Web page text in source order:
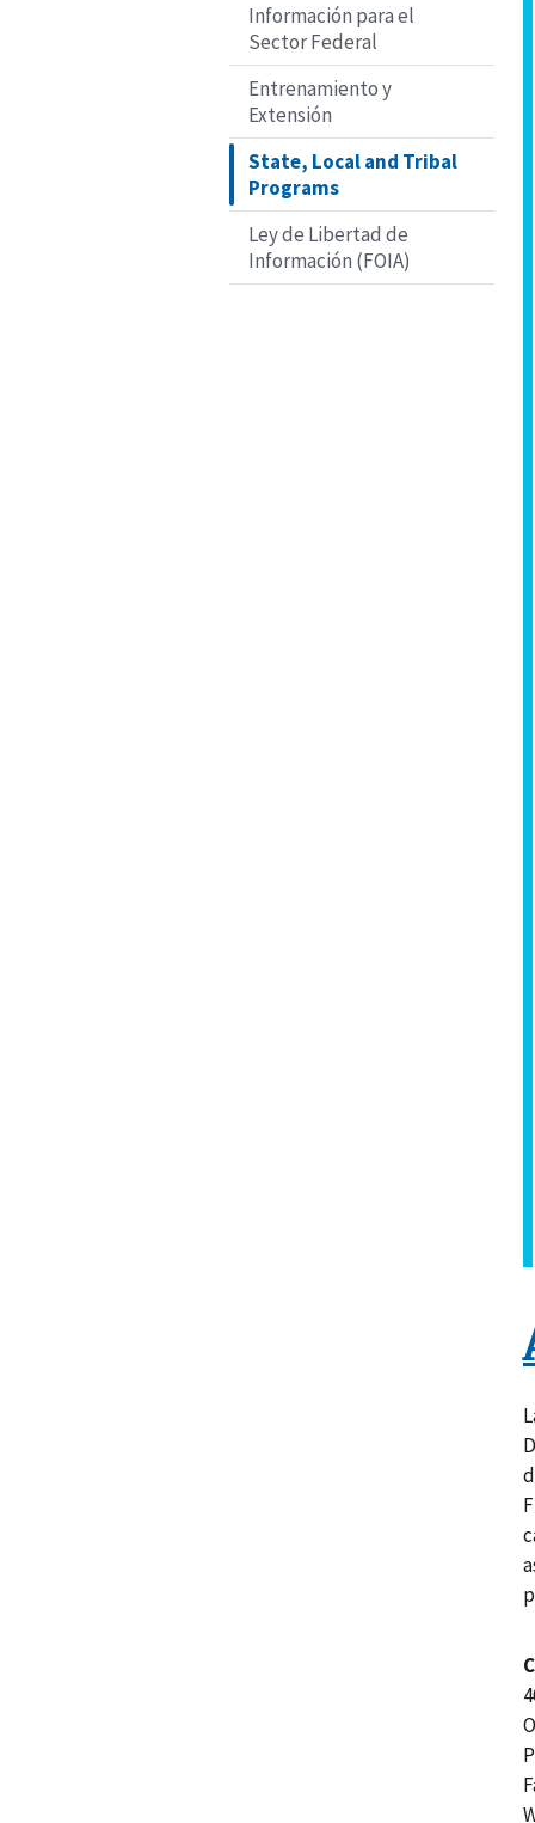
Información para el
Sector Federal
Entrenamiento y
Extensión
State, Local and Tribal
Programs
Ley de Libertad de
Información (FOIA)